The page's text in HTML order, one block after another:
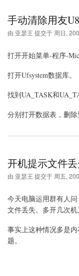
手动清除用友
由 亚瑟王 提交于 周日,
打开开始菜单-程序-
打开Ufsystem数据库。
找到UA_TASK和
分别打开数据表，删除
开机提示文件
由 亚瑟王 提交于 周五,
今天电脑运用群有人问
文件丢失。多开几次机
事实上这种情况多是
题。